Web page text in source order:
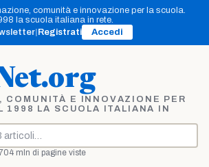
comunità e innovazione per la scuola.
la scuola italiana in rete.
Registrati Accedi
COMUNITÀ E INNOVAZIONE PER
1998 LA SCUOLA ITALIANA IN
mln di pagine viste